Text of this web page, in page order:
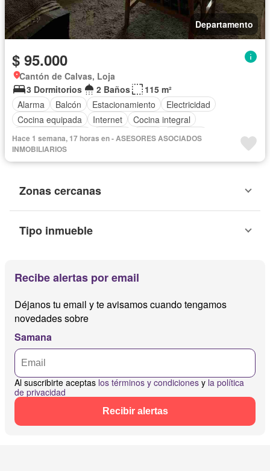
Departamento
$ 95.000
Cantón de Calvas, Loja
3 Dormitorios
2 Baños
115 m²
Alarma
Balcón Estacionamiento
Electricidad
Cocina equipada
Internet
Cocina integral
Cuarto de servicio
Terraza Agua
Conserje
Garita de guardianía
Hace 1 semana, 17 horas en - ASESORES ASOCIADOS
INMOBILIARIOS
Zonas cercanas
Tipo inmueble
Recibe alertas por email
Déjanos tu email y te avisamos cuando tengamos
novedades sobre
Samana
Al suscribirte aceptas los términos y condiciones y la política
de privacidad
Recibir alertas